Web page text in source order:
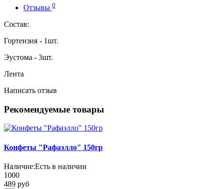
Отзывы 0
Состав:
Гортензия - 1шт.
Эустома - 3шт.
Лента
Написать отзыв
Рекомендуемые товары
Конфеты "Рафаэлло" 150гр
Наличие:Есть в наличии
1000
489 руб